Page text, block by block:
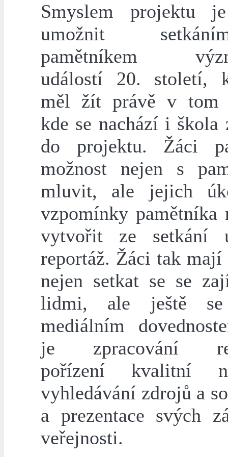
Smyslem projektu
umožnit
pamětníkem
událostí 20. století,
měl žít právě v tom
kde se nachází i škola
do projektu. Žáci
možnost nejen s
mluvit, ale jejich
vzpomínky pamětníka
vytvořit ze setkání
reportáž. Žáci tak mají
nejen setkat se se
lidmi, ale ještě
mediálním
je zpracování
pořízení kvalitní
vyhledávání zdrojů a
a prezentace svých
veřejnosti.